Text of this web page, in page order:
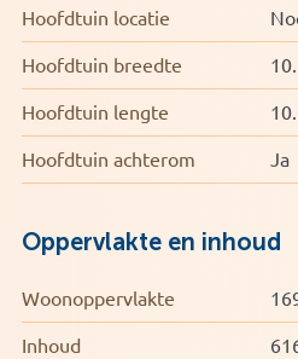
Hoofdtuin locatie
Hoofdtuin breedte
Hoofdtuin lengte
Hoofdtuin achterom Ja
Oppervlakte en inhoud
Woonoppervlakte
Inhoud